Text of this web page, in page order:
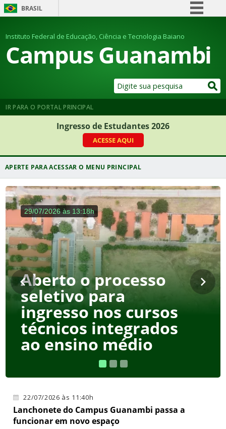
BRASIL
Comunica BR
Participe
Legislação
Instituto Federal de Educação, Ciência e Tecnologia Baiano
Campus Guanambi
IR PARA O PORTAL PRINCIPAL
Ingresso de Estudantes 2026
ACESSE AQUI
29/07/2026 às 13:18h
Aberto o processo
seletivo para
ingresso nos cursos
técnicos integrados
ao ensino médio
22/07/2026 às 11:40h
Lanchonete do Campus Guanambi passa a
funcionar em novo espaço